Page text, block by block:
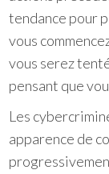
tendance pour
vous
vous serez
pensant que
Les
apparence de